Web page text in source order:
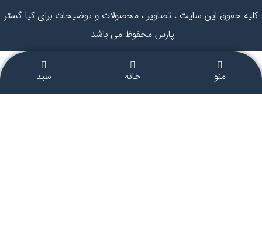
کلیه حقوق این سایت ، تصاویر ، محصولات و توضیحات برای کیا گستر
پارس محفوظ می باشد.
منو خانه سبد